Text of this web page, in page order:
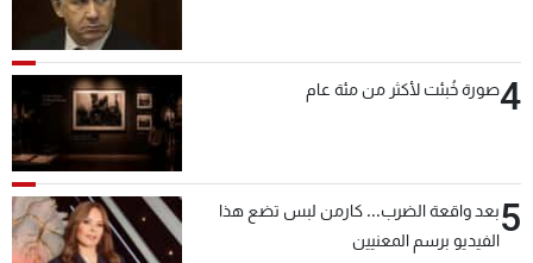
4صورة خُبئت لأكثر من مئة عام
5بعد واقعة الضرب... كارمن لبس تضع هذا
الفيديو برسم المعنيين